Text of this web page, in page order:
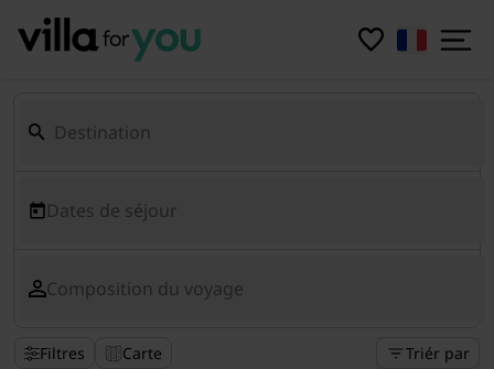
Dates de séjour
Composition du voyage
Filtres Carte Triér par